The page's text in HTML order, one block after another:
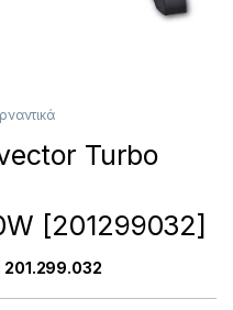
Turbo
[201299032]
201.299.032